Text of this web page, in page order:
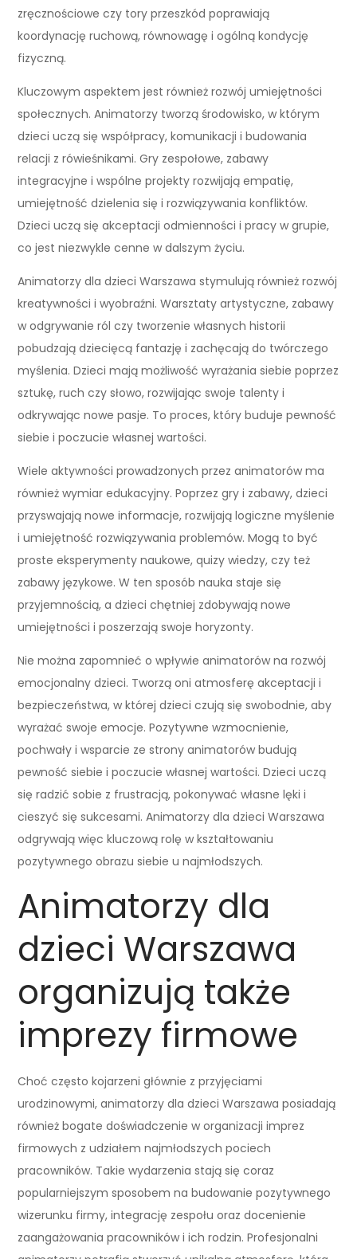
zręcznościowe czy tory przeszkód poprawiają
koordynację ruchową, równowagę i ogólną kondycję
fizyczną.
Kluczowym aspektem jest również rozwój umiejętności
społecznych. Animatorzy tworzą środowisko, w którym
dzieci uczą się współpracy, komunikacji i budowania
relacji z rówieśnikami. Gry zespołowe, zabawy
integracyjne i wspólne projekty rozwijają empatię,
umiejętność dzielenia się i rozwiązywania konfliktów.
Dzieci uczą się akceptacji odmienności i pracy w grupie,
co jest niezwykle cenne w dalszym życiu.
Animatorzy dla dzieci Warszawa stymulują również rozwój
kreatywności i wyobraźni. Warsztaty artystyczne, zabawy
w odgrywanie ról czy tworzenie własnych historii
pobudzają dziecięcą fantazję i zachęcają do twórczego
myślenia. Dzieci mają możliwość wyrażania siebie poprzez
sztukę, ruch czy słowo, rozwijając swoje talenty i
odkrywając nowe pasje. To proces, który buduje pewność
siebie i poczucie własnej wartości.
Wiele aktywności prowadzonych przez animatorów ma
również wymiar edukacyjny. Poprzez gry i zabawy, dzieci
przyswajają nowe informacje, rozwijają logiczne myślenie
i umiejętność rozwiązywania problemów. Mogą to być
proste eksperymenty naukowe, quizy wiedzy, czy też
zabawy językowe. W ten sposób nauka staje się
przyjemnością, a dzieci chętniej zdobywają nowe
umiejętności i poszerzają swoje horyzonty.
Nie można zapomnieć o wpływie animatorów na rozwój
emocjonalny dzieci. Tworzą oni atmosferę akceptacji i
bezpieczeństwa, w której dzieci czują się swobodnie, aby
wyrażać swoje emocje. Pozytywne wzmocnienie,
pochwały i wsparcie ze strony animatorów budują
pewność siebie i poczucie własnej wartości. Dzieci uczą
się radzić sobie z frustracją, pokonywać własne lęki i
cieszyć się sukcesami. Animatorzy dla dzieci Warszawa
odgrywają więc kluczową rolę w kształtowaniu
pozytywnego obrazu siebie u najmłodszych.
Animatorzy dla
dzieci Warszawa
organizują także
imprezy firmowe
Choć często kojarzeni głównie z przyjęciami
urodzinowymi, animatorzy dla dzieci Warszawa posiadają
również bogate doświadczenie w organizacji imprez
firmowych z udziałem najmłodszych pociech
pracowników. Takie wydarzenia stają się coraz
popularniejszym sposobem na budowanie pozytywnego
wizerunku firmy, integrację zespołu oraz docenienie
zaangażowania pracowników i ich rodzin. Profesjonalni